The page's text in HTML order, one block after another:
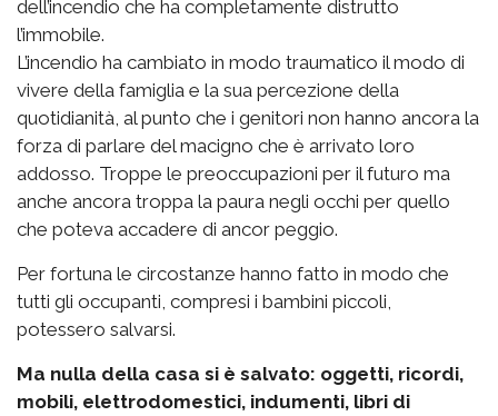
dell’incendio che ha completamente distrutto
l’immobile.
L’incendio ha cambiato in modo traumatico il modo di
vivere della famiglia e la sua percezione della
quotidianità, al punto che i genitori non hanno ancora la
forza di parlare del macigno che è arrivato loro
addosso. Troppe le preoccupazioni per il futuro ma
anche ancora troppa la paura negli occhi per quello
che poteva accadere di ancor peggio.
Per fortuna le circostanze hanno fatto in modo che
tutti gli occupanti, compresi i bambini piccoli,
potessero salvarsi.
Ma nulla della casa si è salvato: oggetti, ricordi,
mobili, elettrodomestici, indumenti, libri di